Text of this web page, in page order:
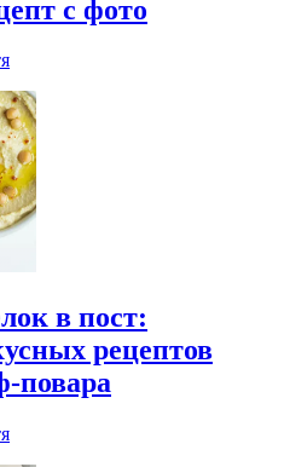
с фото
в пост:
рецептов
повара